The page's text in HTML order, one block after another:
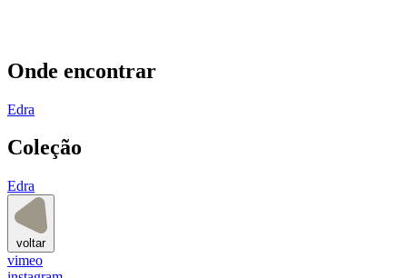
Onde encontrar
Edra
Coleção
Edra
voltar
vimeo